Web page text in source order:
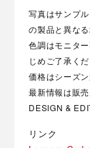
写真はサンプ
の製品と異なる
色調はモニタ
じめご了承くだ
価格はシーズ
最新情報は販
DESIGN &
リンク